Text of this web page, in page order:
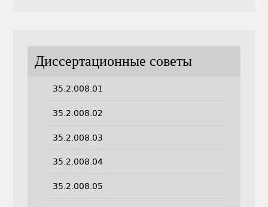
Диссертационные советы
35.2.008.01
35.2.008.02
35.2.008.03
35.2.008.04
35.2.008.05